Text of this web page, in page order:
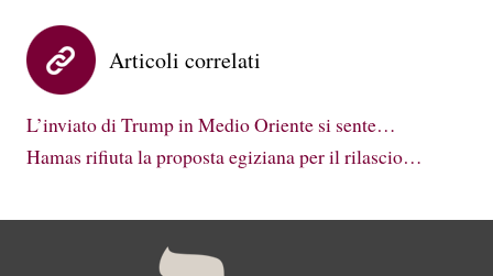
Articoli correlati
L’inviato di Trump in Medio Oriente si sente…
Hamas rifiuta la proposta egiziana per il rilascio…